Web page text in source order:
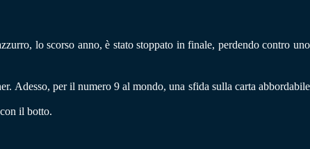
lo scorso anno, è stato stoppato in finale, perdendo contro uno
Adesso, per il numero 9 al mondo, una sfida sulla carta abbordabile
il botto.